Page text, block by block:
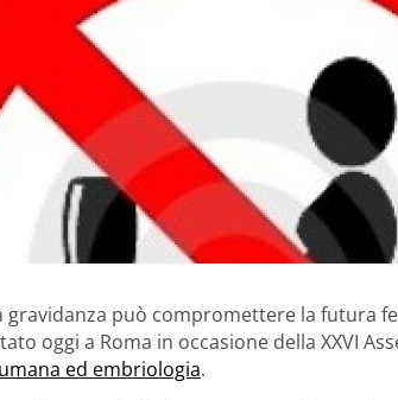
gravidanza può compromettere la futura
oggi a Roma in occasione della XXVI
ed embriologia.